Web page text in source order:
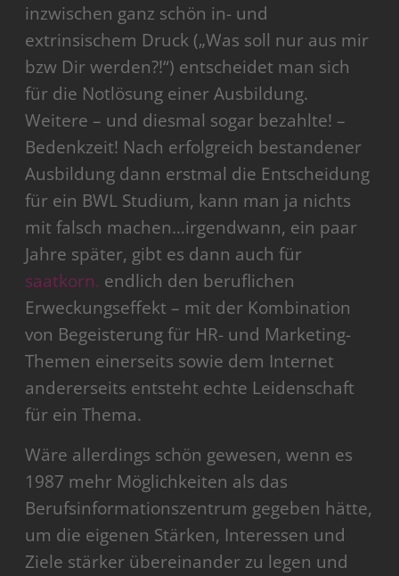
inzwischen ganz schön in- und
extrinsischem Druck („Was soll nur aus mir
bzw Dir werden?!“) entscheidet man sich
für die Notlösung einer Ausbildung.
Weitere – und diesmal sogar bezahlte! –
Bedenkzeit! Nach erfolgreich bestandener
Ausbildung dann erstmal die Entscheidung
für ein BWL Studium, kann man ja nichts
mit falsch machen…irgendwann, ein paar
Jahre später, gibt es dann auch für
saatkorn. endlich den beruflichen
Erweckungseffekt – mit der Kombination
von Begeisterung für HR- und Marketing-
Themen einerseits sowie dem Internet
andererseits entsteht echte Leidenschaft
für ein Thema.
Wäre allerdings schön gewesen, wenn es
1987 mehr Möglichkeiten als das
Berufsinformationszentrum gegeben hätte,
um die eigenen Stärken, Interessen und
Ziele stärker übereinander zu legen und